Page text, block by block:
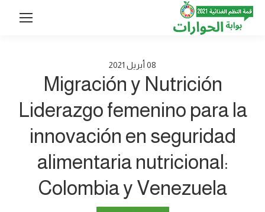
08 أبريل 2021
Migración y Nutrición
Liderazgo femenino para la
innovación en seguridad
alimentaria nutricional:
Colombia y Venezuela